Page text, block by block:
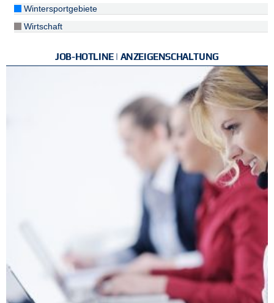
Wintersportgebiete
Wirtschaft
JOB-HOTLINE | ANZEIGENSCHALTUNG